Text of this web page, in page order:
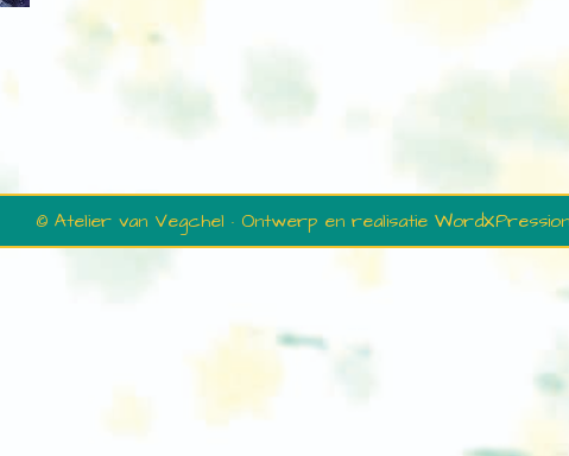
© Atelier van Vegchel · Ontwerp en realisatie WordXPression